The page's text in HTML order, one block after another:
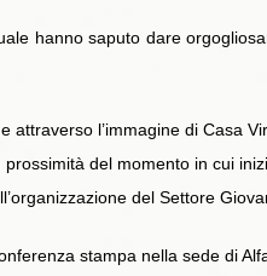
hanno saputo dare
l’immagine di Casa
del momento in cui
del Settore
stampa nella sede di